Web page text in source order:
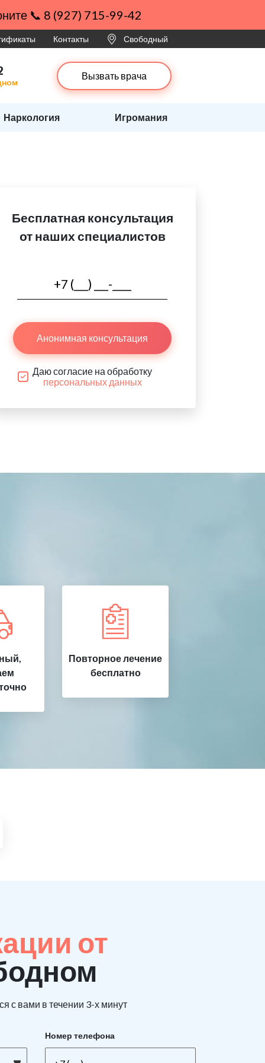
📞 8 (927) 715-99-42
Контакты Свободный
Вызвать врача
Наркология Игромания
Бесплатная консультация
от наших специалистов
Анонимная консультация
Даю согласие на обработку
персональных данных
Повторное лечение
бесплатно
от
с вами в течении 3-х минут
Номер телефона